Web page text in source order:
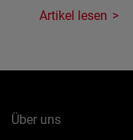
Artikel lesen
Über uns